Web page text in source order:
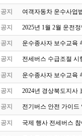
공지 여객자동차 운수사업
공지 2025년 1월 2월 운전
공지 운수종사자 보수교육
공지 전세버스 수급조절 시
공지 운수종사자 보수교육
공지 2024년 경상북도지사
공지 전기버스 안전 가이드
공지 국제 행사 전세버스